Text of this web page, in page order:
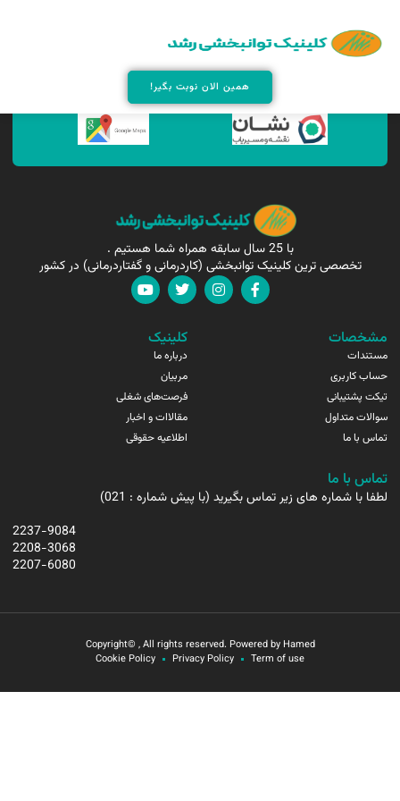
همین الان نوبت بگیر!
همین الان مارا پیدا کنید !
با 25 سال سابقه همراه شما هستیم .
تخصصی ترین کلینیک توانبخشی (کاردرمانی و گفتاردرمانی) در کشور
مشخصات
مستندات
حساب کاربری
تیکت پشتیبانی
سوالات متداول
تماس با ما
کلینیک
درباره ما
مربیان
فرصت‌های شغلی
مقالاات و اخبار
اطلاعیه حقوقی
تماس با ما
لطفا با شماره های زیر تماس بگیرید (با پیش شماره : 021)
2237-9084
2208-3068
2207-6080
Copyright© , All rights reserved. Powered by Hamed
Term of use
Privacy Policy
Cookie Policy